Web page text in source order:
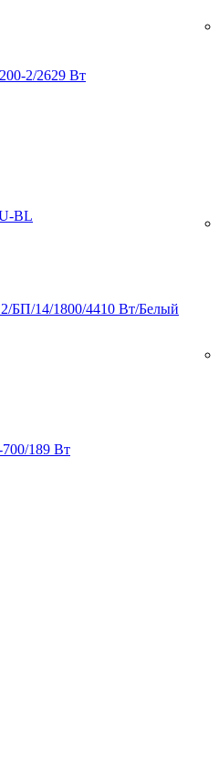
2/2629 Вт
BL
БП/14/1800/4410 Вт/Белый
189 Вт